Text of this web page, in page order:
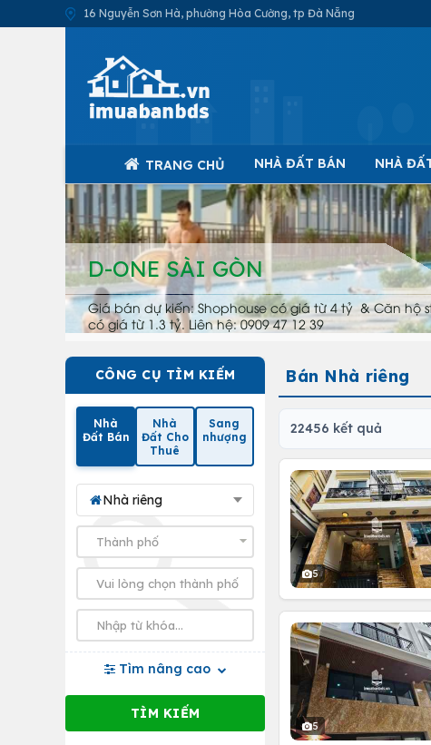
16 Nguyễn Sơn Hà, phường Hòa Cường, tp Đà Nẵng
TRANG CHỦ NHÀ ĐẤT BÁN NHÀ
D-ONE SÀI GÒN
Giá bán dự kiến: Shophouse có giá từ 4 tỷ & Căn hộ
có giá từ 1.3 tỷ. Liên hệ: 0909 47 12 39
CÔNG CỤ TÌM KIẾM
Nhà
Đất Bán
Nhà
Đất Cho
Thuê
Sang
nhượng
Nhà riêng
Tìm nâng cao
Bán Nhà riêng
22456 kết quả
5
5